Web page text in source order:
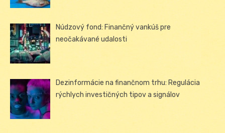
Núdzový fond: Finančný vankúš pre
neočakávané udalosti
Dezinformácie na finančnom trhu: Regulácia
rýchlych investičných tipov a signálov